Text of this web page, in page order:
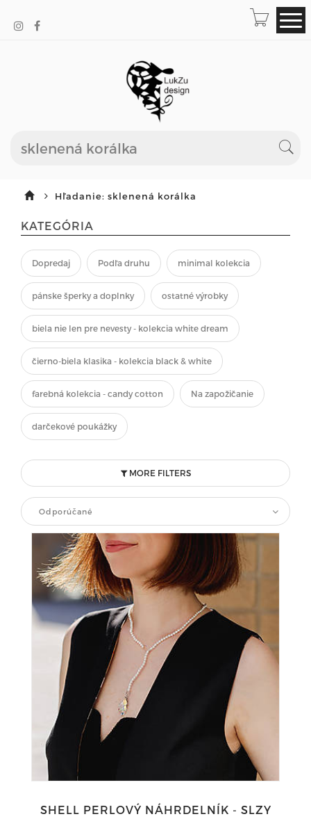
Hľadanie: sklenená korálka
KATEGÓRIA
Dopredaj Podľa druhu minimal kolekcia
pánske šperky a doplnky ostatné výrobky
biela nie len pre nevesty - kolekcia white dream
čierno-biela klasika - kolekcia black & white
farebná kolekcia - candy cotton Na zapožičanie
darčekové poukážky
MORE FILTERS
Odporúčané
SHELL PERLOVÝ NÁHRDELNÍK - SLZY